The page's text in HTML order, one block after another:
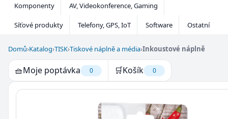
Komponenty AV, Videokonference, Gaming
Síťové produkty Telefony, GPS, IoT Software Ostatní
Domů›Katalog›TISK›Tiskové náplně a média›Inkoustové náplně
🧺Moje poptávka 0 🛒Košík 0